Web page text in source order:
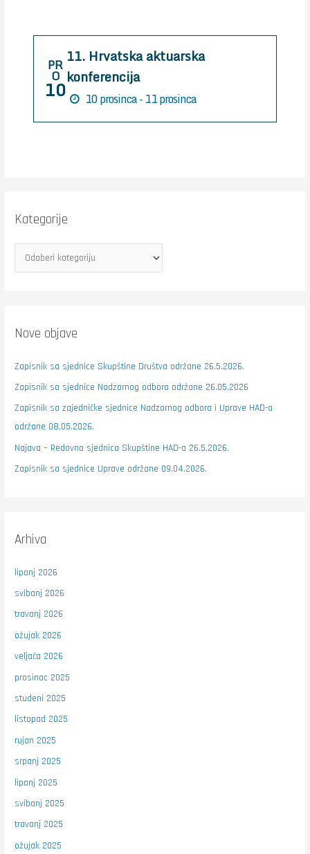
PR
O
10
11. Hrvatska aktuarska
konferencija
10 prosinca - 11 prosinca
Kategorije
Nove objave
Zapisnik sa sjednice Skupštine Društva održane 26.5.2026.
Zapisnik sa sjednice Nadzornog odbora održane 26.05.2026
Zapisnik sa zajedničke sjednice Nadzornog odbora i Uprave HAD-a
održane 08.05.2026.
Najava – Redovna sjednica Skupštine HAD-a 26.5.2026.
Zapisnik sa sjednice Uprave održane 09.04.2026.
Arhiva
lipanj 2026
svibanj 2026
travanj 2026
ožujak 2026
veljača 2026
prosinac 2025
studeni 2025
listopad 2025
rujan 2025
srpanj 2025
lipanj 2025
svibanj 2025
travanj 2025
ožujak 2025